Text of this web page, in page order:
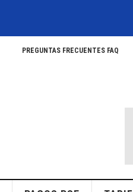
PREGUNTAS FRECUENTES FAQ